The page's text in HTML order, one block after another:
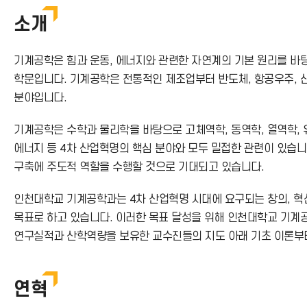
호
소개
기계공학은 힘과 운동, 에너지와 관련한 자연계의 기본 원리를
학문입니다. 기계공학은 전통적인 제조업부터 반도체, 항공우주,
분야입니다.
기계공학은 수학과 물리학을 바탕으로 고체역학, 동역학, 열역
에너지 등 4차 산업혁명의 핵심 분야와 모두 밀접한 관련이 있습
구축에 주도적 역할을 수행할 것으로 기대되고 있습니다.
인천대학교 기계공학과는 4차 산업혁명 시대에 요구되는 창의,
목표로 하고 있습니다. 이러한 목표 달성을 위해 인천대학교 기
연구실적과 산학역량을 보유한 교수진들의 지도 아래 기초 이론
연혁